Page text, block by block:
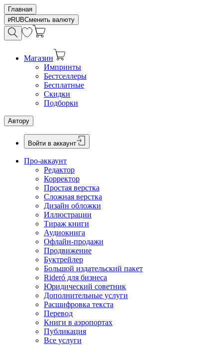
Главная
RUBСменить валюту
Магазин
Импринты
Бестселлеры
Бесплатные
Скидки
Подборки
Автору
Войти в аккаунт
Про-аккаунт
Редактор
Корректор
Простая верстка
Сложная верстка
Дизайн обложки
Иллюстрации
Тираж книги
Аудиокнига
Офлайн-продажи
Продвижение
Буктрейлер
Большой издательский пакет
Rideró для бизнеса
Юридический советник
Дополнительные услуги
Расшифровка текста
Перевод
Книги в аэропортах
Публикация
Все услуги